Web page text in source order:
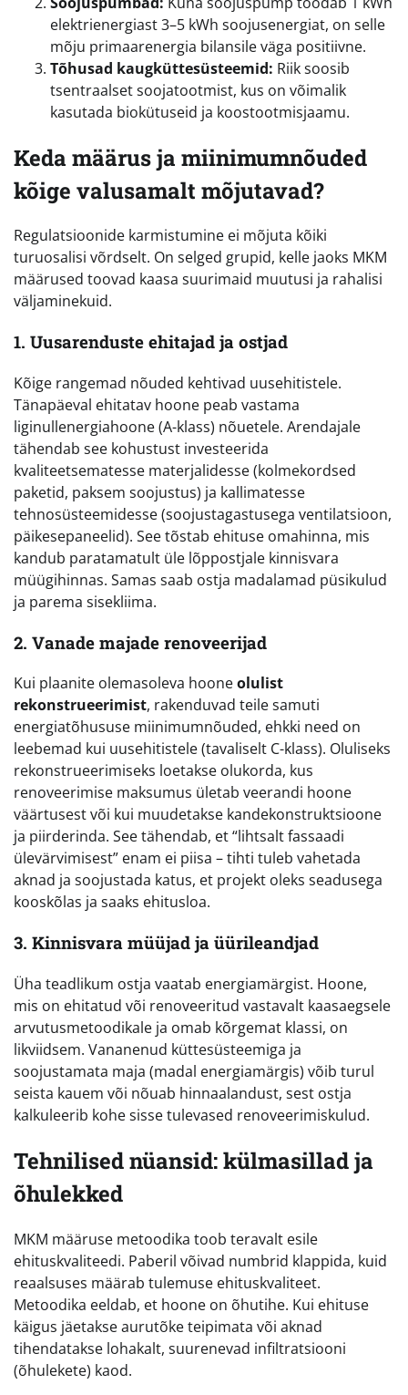
elektrienergiast 3–5 kWh soojusenergiat, on selle
mõju primaarenergia bilansile väga positiivne.
Tõhusad kaugküttesüsteemid: Riik soosib
tsentraalset soojatootmist, kus on võimalik
kasutada biokütuseid ja koostootmisjaamu.
Keda määrus ja miinimumnõuded
kõige valusamalt mõjutavad?
Regulatsioonide karmistumine ei mõjuta kõiki
turuosalisi võrdselt. On selged grupid, kelle jaoks MKM
määrused toovad kaasa suurimaid muutusi ja rahalisi
väljaminekuid.
1. Uusarenduste ehitajad ja ostjad
Kõige rangemad nõuded kehtivad uusehitistele.
Tänapäeval ehitatav hoone peab vastama
liginullenergiahoone (A-klass) nõuetele. Arendajale
tähendab see kohustust investeerida
kvaliteetsematesse materjalidesse (kolmekordsed
paketid, paksem soojustus) ja kallimatesse
tehnosüsteemidesse (soojustagastusega ventilatsioon,
päikesepaneelid). See tõstab ehituse omahinna, mis
kandub paratamatult üle lõppostjale kinnisvara
müügihinnas. Samas saab ostja madalamad püsikulud
ja parema sisekliima.
2. Vanade majade renoveerijad
Kui plaanite olemasoleva hooneolulist
rekonstrueerimist, rakenduvad teile samuti
energiatõhususe miinimumnõuded, ehkki need on
leebemad kui uusehitistele (tavaliselt C-klass). Oluliseks
rekonstrueerimiseks loetakse olukorda, kus
renoveerimise maksumus ületab veerandi hoone
väärtusest või kui muudetakse kandekonstruktsioone
ja piirderinda. See tähendab, et “lihtsalt fassaadi
ülevärvimisest” enam ei piisa – tihti tuleb vahetada
aknad ja soojustada katus, et projekt oleks seadusega
kooskõlas ja saaks ehitusloa.
3. Kinnisvara müüjad ja üürileandjad
Üha teadlikum ostja vaatab energiamärgist. Hoone,
mis on ehitatud või renoveeritud vastavalt kaasaegsele
arvutusmetoodikale ja omab kõrgemat klassi, on
likviidsem. Vananenud küttesüsteemiga ja
soojustamata maja (madal energiamärgis) võib turul
seista kauem või nõuab hinnaalandust, sest ostja
kalkuleerib kohe sisse tulevased renoveerimiskulud.
Tehnilised nüansid: külmasillad ja
õhulekked
MKM määruse metoodika toob teravalt esile
ehituskvaliteedi. Paberil võivad numbrid klappida, kuid
reaalsuses määrab tulemuse ehituskvaliteet.
Metoodika eeldab, et hoone on õhutihe. Kui ehituse
käigus jäetakse aurutõke teipimata või aknad
tihendatakse lohakalt, suurenevad infiltratsiooni
(õhulekete) kaod.